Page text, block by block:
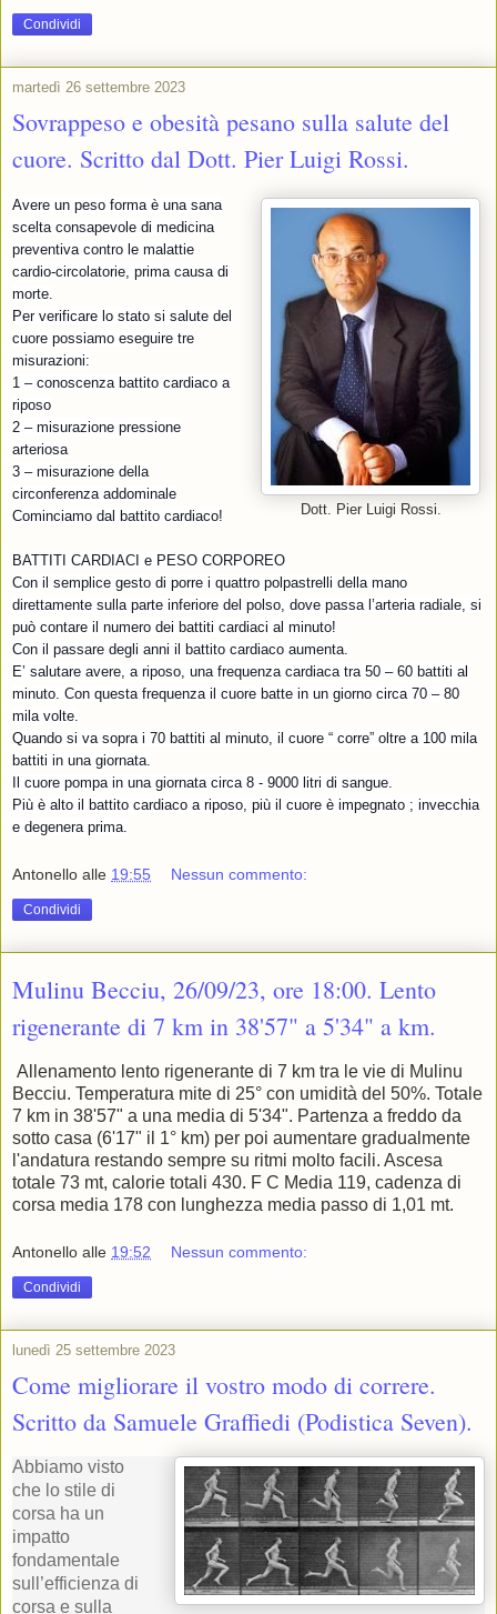
Condividi
martedì 26 settembre 2023
Sovrappeso e obesità pesano sulla salute del
cuore. Scritto dal Dott. Pier Luigi Rossi.
Dott. Pier Luigi Rossi.
Avere un peso forma è una sana
scelta consapevole di medicina
preventiva contro le malattie
cardio-circolatorie, prima causa di
morte.
Per verificare lo stato si salute del
cuore possiamo eseguire tre
misurazioni:
1 – conoscenza battito cardiaco a
riposo
2 – misurazione pressione
arteriosa
3 – misurazione della
circonferenza addominale
Cominciamo dal battito cardiaco!
BATTITI CARDIACI e PESO CORPOREO
Con il semplice gesto di porre i quattro polpastrelli della mano
direttamente sulla parte inferiore del polso, dove passa l’arteria radiale, si
può contare il numero dei battiti cardiaci al minuto!
Con il passare degli anni il battito cardiaco aumenta.
E’ salutare avere, a riposo, una frequenza cardiaca tra 50 – 60 battiti al
minuto. Con questa frequenza il cuore batte in un giorno circa 70 – 80
mila volte.
Quando si va sopra i 70 battiti al minuto, il cuore “ corre” oltre a 100 mila
battiti in una giornata.
Il cuore pompa in una giornata circa 8 - 9000 litri di sangue.
Più è alto il battito cardiaco a riposo, più il cuore è impegnato ; invecchia
e degenera prima.
Antonello alle 19:55 Nessun commento:
Condividi
Mulinu Becciu, 26/09/23, ore 18:00. Lento
rigenerante di 7 km in 38'57" a 5'34" a km.
Allenamento lento rigenerante di 7 km tra le vie di Mulinu
Becciu. Temperatura mite di 25° con umidità del 50%. Totale
7 km in 38'57" a una media di 5'34". Partenza a freddo da
sotto casa (6'17" il 1° km) per poi aumentare gradualmente
l'andatura restando sempre su ritmi molto facili. Ascesa
totale 73 mt, calorie totali 430. F C Media 119, cadenza di
corsa media 178 con lunghezza media passo di 1,01 mt.
Antonello alle 19:52 Nessun commento:
Condividi
lunedì 25 settembre 2023
Come migliorare il vostro modo di correre.
Scritto da Samuele Graffiedi (Podistica Seven).
Abbiamo visto
che lo stile di
corsa ha un
impatto
fondamentale
sull’efficienza di
corsa e sulla